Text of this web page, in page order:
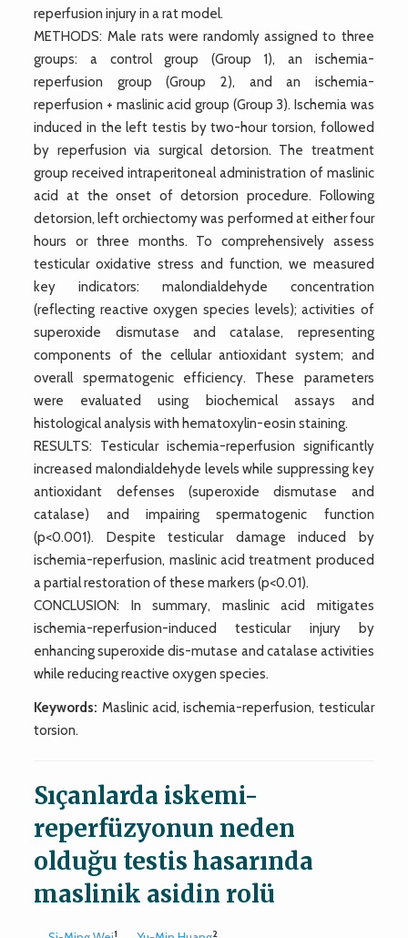
reperfusion injury in a rat model.
METHODS: Male rats were randomly assigned to three
groups: a control group (Group 1), an ischemia-
reperfusion group (Group 2), and an ischemia-
reperfusion + maslinic acid group (Group 3). Ischemia was
induced in the left testis by two-hour torsion, followed
by reperfusion via surgical detorsion. The treatment
group received intraperitoneal administration of maslinic
acid at the onset of detorsion procedure. Following
detorsion, left orchiectomy was performed at either four
hours or three months. To comprehensively assess
testicular oxidative stress and function, we measured
key indicators: malondialdehyde concentration
(reflecting reactive oxygen species levels); activities of
superoxide dismutase and catalase, representing
components of the cellular antioxidant system; and
overall spermatogenic efficiency. These parameters
were evaluated using biochemical assays and
histological analysis with hematoxylin-eosin staining.
RESULTS: Testicular ischemia-reperfusion significantly
increased malondialdehyde levels while suppressing key
antioxidant defenses (superoxide dismutase and
catalase) and impairing spermatogenic function
(p<0.001). Despite testicular damage induced by
ischemia-reperfusion, maslinic acid treatment produced
a partial restoration of these markers (p<0.01).
CONCLUSION: In summary, maslinic acid mitigates
ischemia-reperfusion-induced testicular injury by
enhancing superoxide dis-mutase and catalase activities
while reducing reactive oxygen species.
Keywords: Maslinic acid, ischemia-reperfusion, testicular
torsion.
Sıçanlarda iskemi-
reperfüzyonun neden
olduğu testis hasarında
maslinik asidin rolü
1 2